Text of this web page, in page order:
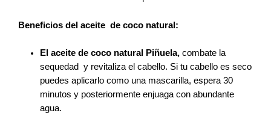
Beneficios del aceite de coco natural:
El aceite de coco natural Piñuela,combate la
sequedad y revitaliza el cabello. Si tu cabello es seco
puedes aplicarlo como una mascarilla, espera 30
minutos y posteriormente enjuaga con abundante
agua.